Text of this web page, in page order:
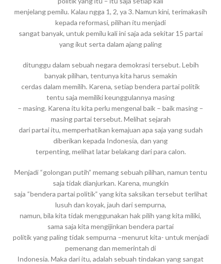
menjelang pemilu. Kalau ngga 1, 2, ya 3. Namun kini, terimakasih
kepada reformasi, pilihan itu menjadi
sangat banyak, untuk pemilu kali ini saja ada sekitar 15 partai
yang ikut serta dalam ajang paling
ditunggu dalam sebuah negara demokrasi tersebut. Lebih
banyak pilihan, tentunya kita harus semakin
cerdas dalam memilih. Karena, setiap bendera partai politik
tentu saja memiliki keunggulannya masing
– masing. Karena itu kita perlu mengenal baik – baik masing –
masing partai tersebut. Melihat sejarah
dari partai itu, memperhatikan kemajuan apa saja yang sudah
diberikan kepada Indonesia, dan yang
terpenting, melihat latar belakang dari para calon.
Menjadi “golongan putih” memang sebuah pilihan, namun tentu
saja tidak dianjurkan. Karena, mungkin
saja “bendera partai politik” yang kita saksikan tersebut terlihat
lusuh dan koyak, jauh dari sempurna,
namun, bila kita tidak menggunakan hak pilih yang kita miliki,
sama saja kita mengijinkan bendera partai
politik yang paling tidak sempurna –menurut kita- untuk menjadi
pemenang dan memerintah di
Indonesia. Maka dari itu, adalah sebuah tindakan yang sangat